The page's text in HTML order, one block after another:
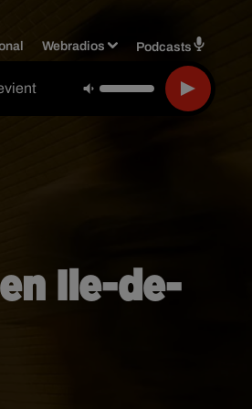
Webradios Podcasts
Ile-de-